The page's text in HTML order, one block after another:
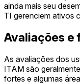
ainda mais seu
TI gerenciem ativos
Avaliações e
As avaliações dos
ITAM são
fortes e algumas